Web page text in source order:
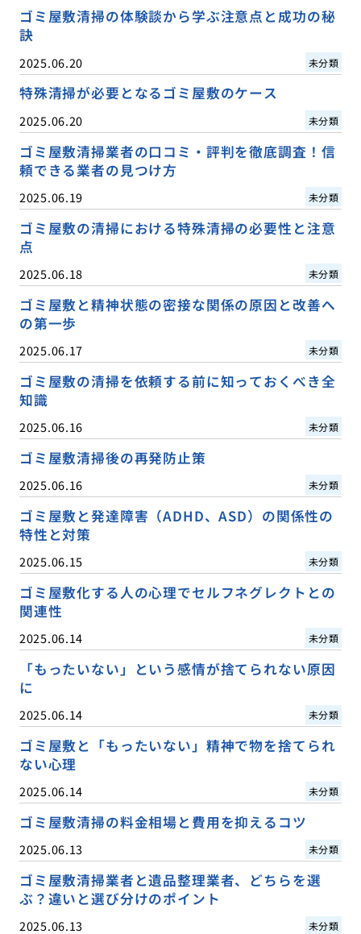
ゴミ屋敷清掃の体験談から学ぶ注意点と成功の秘
訣
2025.06.20 未分類
特殊清掃が必要となるゴミ屋敷のケース
2025.06.20 未分類
ゴミ屋敷清掃業者の口コミ・評判を徹底調査！信
頼できる業者の見つけ方
2025.06.19 未分類
ゴミ屋敷の清掃における特殊清掃の必要性と注意
点
2025.06.18 未分類
ゴミ屋敷と精神状態の密接な関係の原因と改善へ
の第一歩
2025.06.17 未分類
ゴミ屋敷の清掃を依頼する前に知っておくべき全
知識
2025.06.16 未分類
ゴミ屋敷清掃後の再発防止策
2025.06.16 未分類
ゴミ屋敷と発達障害（ADHD、ASD）の関係性の
特性と対策
2025.06.15 未分類
ゴミ屋敷化する人の心理でセルフネグレクトとの
関連性
2025.06.14 未分類
「もったいない」という感情が捨てられない原因
に
2025.06.14 未分類
ゴミ屋敷と「もったいない」精神で物を捨てられ
ない心理
2025.06.14 未分類
ゴミ屋敷清掃の料金相場と費用を抑えるコツ
2025.06.13 未分類
ゴミ屋敷清掃業者と遺品整理業者、どちらを選
ぶ？違いと選び分けのポイント
2025.06.13 未分類